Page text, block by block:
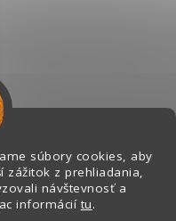
súbory cookies, aby
zážitok z prehliadania,
návštevnosť a
informácií tu.